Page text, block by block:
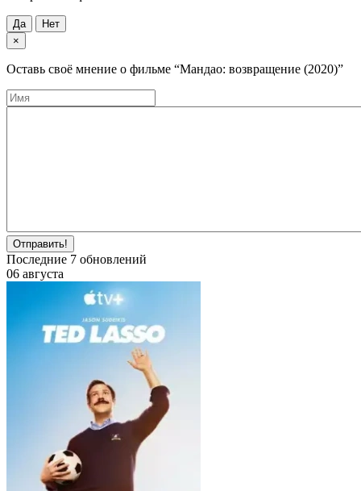
Да
Нет
×
Оставь своё мнение о фильме “Мандао: возвращение (2020)”
Отправить!
Последние 7 обновлений
06 августа